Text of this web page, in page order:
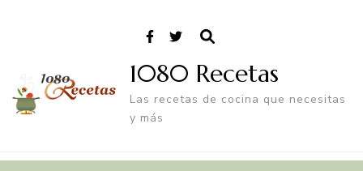
1080 Recetas
Las recetas de cocina que necesitas
y más